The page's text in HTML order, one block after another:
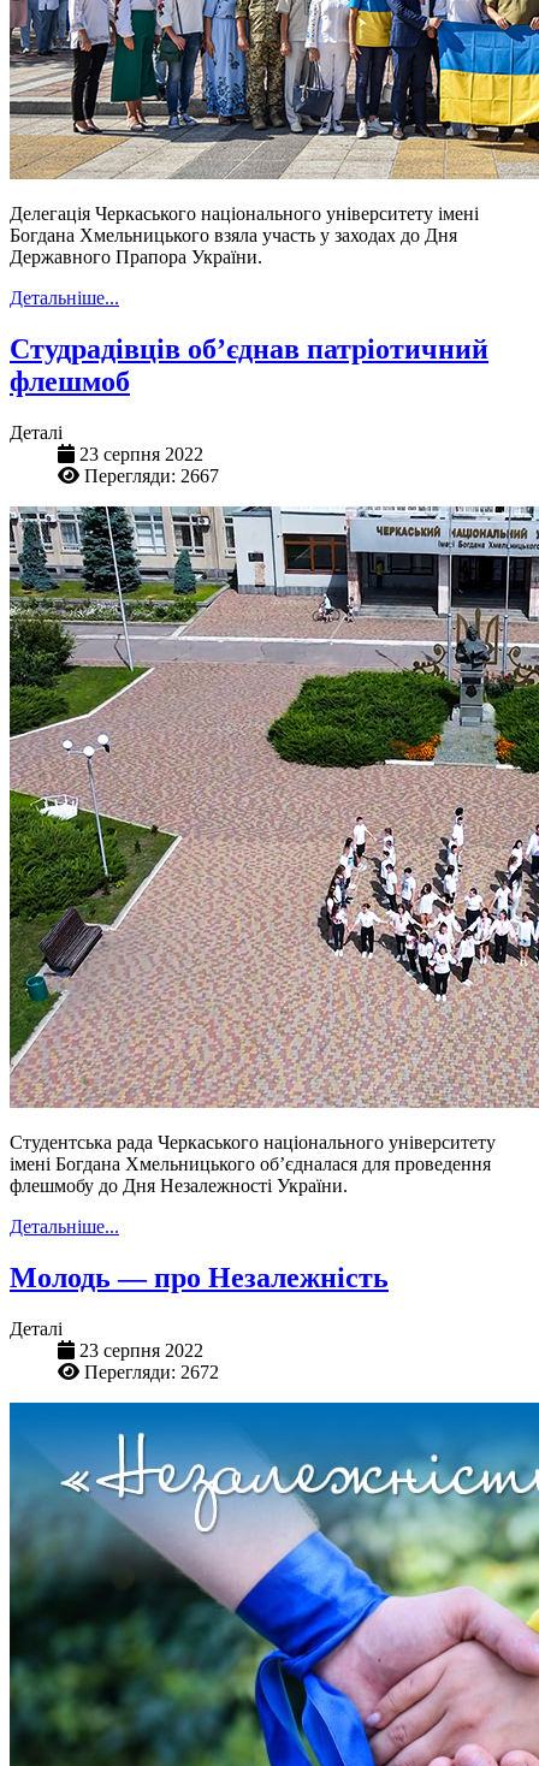
Делегація Черкаського національного університету імені
Богдана Хмельницького взяла участь у заходах до Дня
Державного Прапора України.
Детальніше...
Студрадівців об’єднав патріотичний
флешмоб
Деталі
23 серпня 2022
Перегляди: 2667
Студентська рада Черкаського національного університету
імені Богдана Хмельницького об’єдналася для проведення
флешмобу до Дня Незалежності України.
Детальніше...
Молодь — про Незалежність
Деталі
23 серпня 2022
Перегляди: 2672